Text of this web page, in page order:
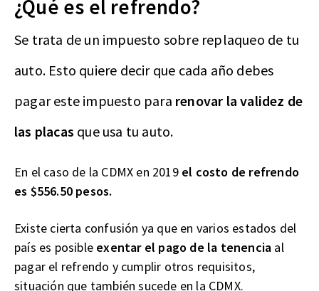
¿Qué es el refrendo?
Se trata de un impuesto sobre replaqueo de tu
auto. Esto quiere decir que cada año debes
pagar este impuesto para renovar la validez de
las placas que usa tu auto.
En el caso de la CDMX en 2019 el costo de refrendo
es $556.50 pesos.
Existe cierta confusión ya que en varios estados del
país es posible exentar el pago de la tenencia al
pagar el refrendo y cumplir otros requisitos,
situación que también sucede en la CDMX.